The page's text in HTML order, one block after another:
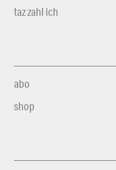
taz zahl ich
abo
shop